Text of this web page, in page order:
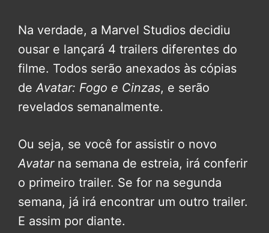
Na verdade, a Marvel Studios decidiu
ousar e lançará 4 trailers diferentes do
filme. Todos serão anexados às cópias
deAvatar: Fogo e Cinzas, e serão
revelados semanalmente.
Ou seja, se você for assistir o novo
Avatar na semana de estreia, irá conferir
o primeiro trailer. Se for na segunda
semana, já irá encontrar um outro trailer.
E assim por diante.